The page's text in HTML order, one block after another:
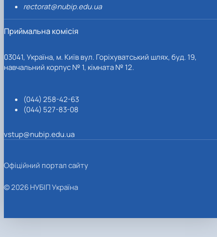
rectorat@nubip.edu.ua
Приймальна комісія
03041, Україна, м. Київ вул. Горіхуватський шлях, буд. 19,
навчальний корпус № 1, кімната № 12.
(044) 258-42-63
(044) 527-83-08
vstup@nubip.edu.ua
Офіційний портал сайту
© 2026 НУБІП Україна